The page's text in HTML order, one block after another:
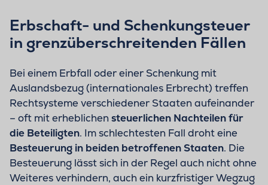
Erbschaft- und Schenkungsteuer
in grenzüberschreitenden Fällen
Bei einem Erbfall oder einer Schenkung mit
Auslandsbezug (internationales Erbrecht) treffen
Rechtsysteme verschiedener Staaten aufeinander
– oft mit erheblichen steuerlichen Nachteilen für
die Beteiligten. Im schlechtesten Fall droht eine
Besteuerung in beiden betroffenen Staaten. Die
Besteuerung lässt sich in der Regel auch nicht ohne
Weiteres verhindern, auch ein kurzfristiger Wegzug